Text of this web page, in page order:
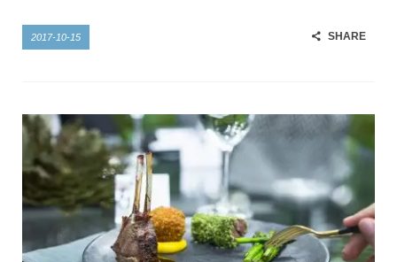
2017-10-15 SHARE